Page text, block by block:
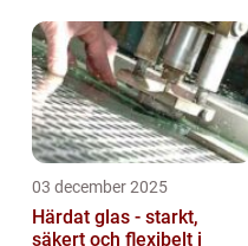
03 december 2025
Härdat glas - starkt,
säkert och flexibelt i